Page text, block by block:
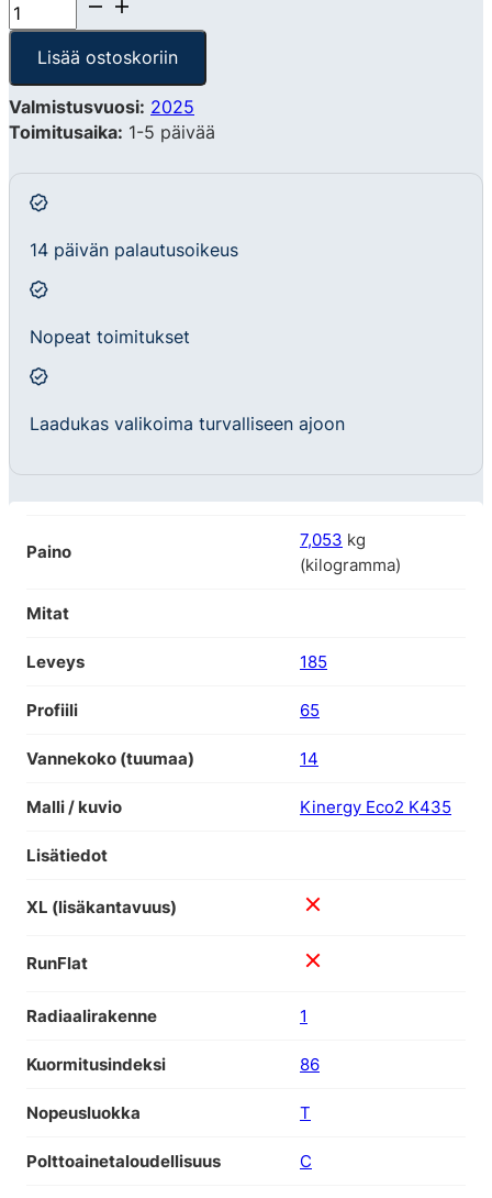
Lisää ostoskoriin
Valmistusvuosi: 2025
Toimitusaika: 1-5 päivää
14 päivän palautusoikeus
Nopeat toimitukset
Laadukas valikoima turvalliseen ajoon
Paino
7,053 kg
(kilogramma)
Mitat
Leveys 185
Profiili 65
Vannekoko (tuumaa) 14
Malli / kuvio Kinergy Eco2 K435
Lisätiedot
XL (lisäkantavuus)
RunFlat
Radiaalirakenne 1
Kuormitusindeksi 86
Nopeusluokka T
Polttoainetaloudellisuus C